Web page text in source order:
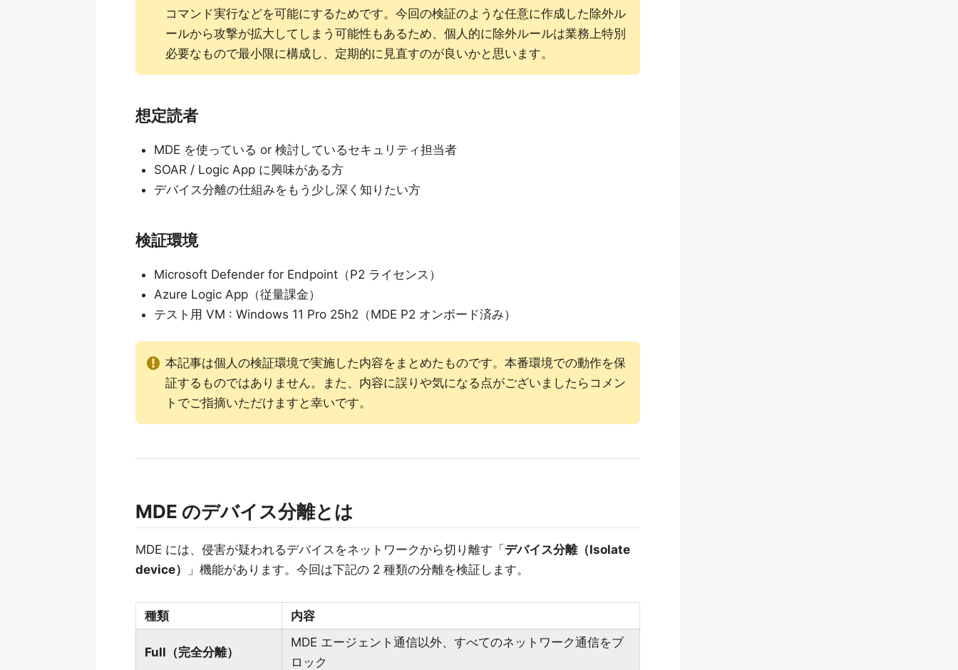
コマンド実行などを可能にするためです。今回の検証のような任意に作成した除外ル
ールから攻撃が拡大してしまう可能性もあるため、個人的に除外ルールは業務上特別
必要なもので最小限に構成し、定期的に見直すのが良いかと思います。
想定読者
MDE を使っている or 検討しているセキュリティ担当者
SOAR / Logic App に興味がある方
デバイス分離の仕組みをもう少し深く知りたい方
検証環境
Microsoft Defender for Endpoint（P2 ライセンス）
Azure Logic App（従量課金）
テスト用 VM : Windows 11 Pro 25h2（MDE P2 オンボード済み）
本記事は個人の検証環境で実施した内容をまとめたものです。本番環境での動作を保
証するものではありません。また、内容に誤りや気になる点がございましたらコメン
トでご指摘いただけますと幸いです。
MDE のデバイス分離とは
MDE には、侵害が疑われるデバイスをネットワークから切り離す「 デバイス分離（Isolate
device）
」機能があります。今回は下記の 2 種類の分離を検証します。
種類 内容
Full（完全分離）
MDE エージェント通信以外、すべてのネットワーク通信をブ
ロック